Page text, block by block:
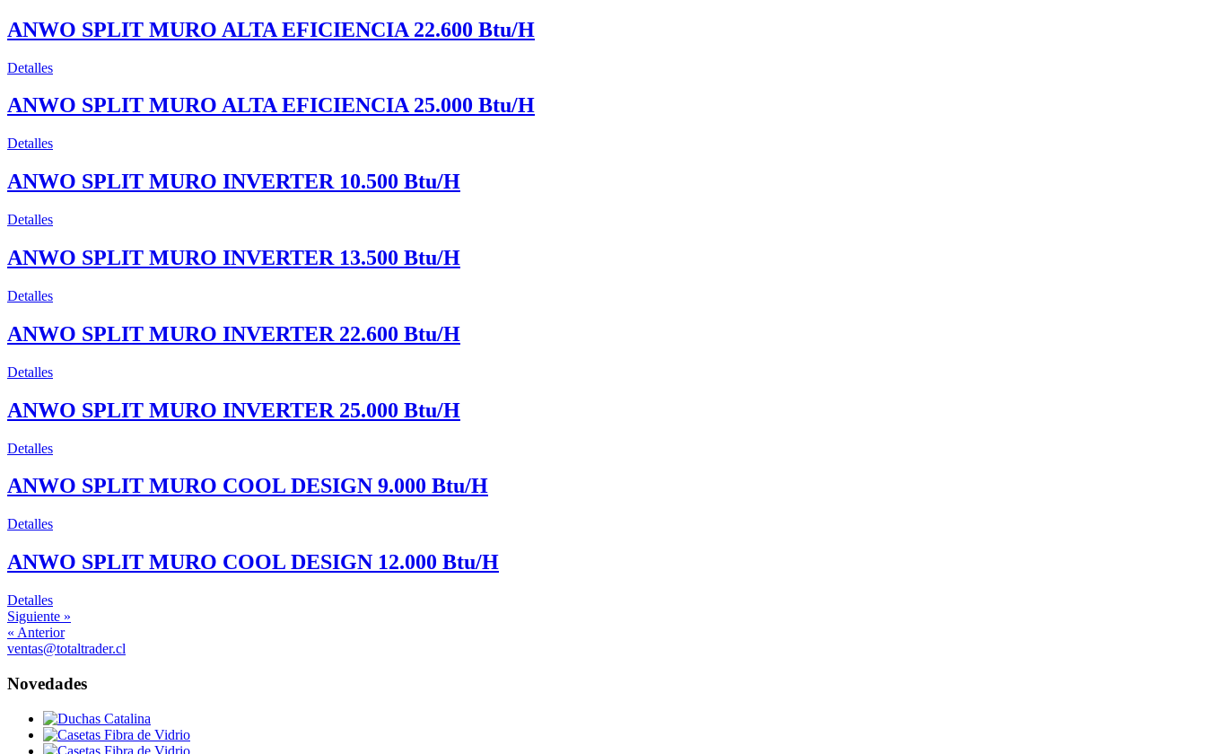
ANWO SPLIT MURO ALTA EFICIENCIA 22.600 Btu/H
Detalles
ANWO SPLIT MURO ALTA EFICIENCIA 25.000 Btu/H
Detalles
ANWO SPLIT MURO INVERTER 10.500 Btu/H
Detalles
ANWO SPLIT MURO INVERTER 13.500 Btu/H
Detalles
ANWO SPLIT MURO INVERTER 22.600 Btu/H
Detalles
ANWO SPLIT MURO INVERTER 25.000 Btu/H
Detalles
ANWO SPLIT MURO COOL DESIGN 9.000 Btu/H
Detalles
ANWO SPLIT MURO COOL DESIGN 12.000 Btu/H
Detalles
Siguiente »
« Anterior
ventas@totaltrader.cl
Novedades